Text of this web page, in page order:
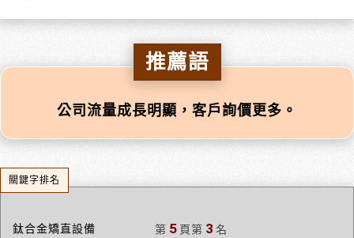
推薦語
公司流量成長明顯，客戶詢價更多。
關鍵字排名
鈦合金矯直設備 第 5 頁第 3 名